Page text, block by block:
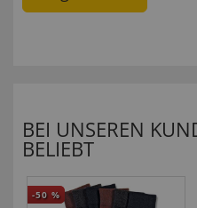
BEI UNSEREN
BELIEBT
-50 %